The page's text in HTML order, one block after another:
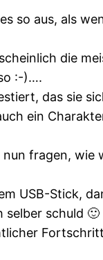
so aus, als
die
:-)….
das sie
ein
fragen,
USB-Stick,
selber schuld 🙂